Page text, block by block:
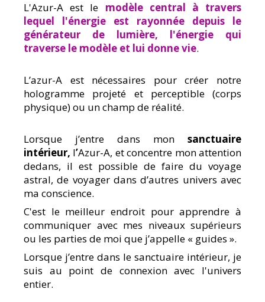
L'Azur-A est le modèle central à travers
lequel l'énergie est rayonnée depuis le
générateur de lumière, l'énergie qui
traverse le modèle et lui donne vie.
L’azur-A est nécessaires pour créer notre
hologramme projeté et perceptible (corps
physique) ou un champ de réalité.
Lorsque j’entre dans mon sanctuaire
intérieur, l’Azur-A, et concentre mon attention
dedans, il est possible de faire du voyage
astral, de voyager dans d’autres univers avec
ma conscience.
C'est le meilleur endroit pour apprendre à
communiquer avec mes niveaux supérieurs
ou les parties de moi que j’appelle « guides ».
Lorsque j’entre dans le sanctuaire intérieur, je
suis au point de connexion avec l'univers
entier.